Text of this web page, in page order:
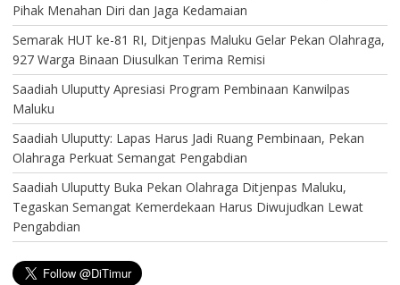
Pihak Menahan Diri dan Jaga Kedamaian
Semarak HUT ke-81 RI, Ditjenpas Maluku Gelar Pekan Olahraga,
927 Warga Binaan Diusulkan Terima Remisi
Saadiah Uluputty Apresiasi Program Pembinaan Kanwilpas
Maluku
Saadiah Uluputty: Lapas Harus Jadi Ruang Pembinaan, Pekan
Olahraga Perkuat Semangat Pengabdian
Saadiah Uluputty Buka Pekan Olahraga Ditjenpas Maluku,
Tegaskan Semangat Kemerdekaan Harus Diwujudkan Lewat
Pengabdian